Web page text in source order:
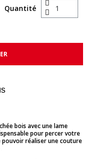
Quantité
bois avec une lame
pour percer votre
pouvoir réaliser une couture